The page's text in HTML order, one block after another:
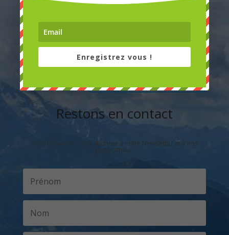
Restons en contact
Vous pouvez ici vous abonner à notre Newsletter et à nos
publications.
Enregistrez vous !